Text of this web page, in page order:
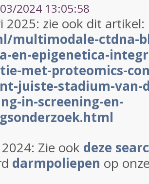
2024 13:05:58
2025: zie ook dit artikel:
multimodale-ctdna-
en-epigenetica-
met-proteomics-
juiste-stadium-
in-screening-en-
Zie ook deze
darmpoliepen op